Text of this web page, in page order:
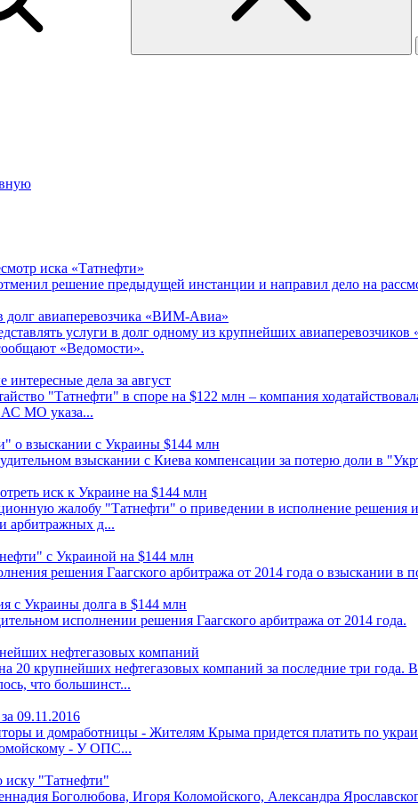
иска «Татнефти»
решение предыдущей инстанции и направил дело на
долг авиаперевозчика «ВИМ-Авиа»
услуги в долг одному из крупнейших
«Ведомости».
дела за август
"Татнефти" в споре на $122 млн – компания
АС МО указа...
о взыскании с Украины $144 млн
взыскании с Киева компенсации за потерю доли в
иск к Украине на $144 млн
жалобу "Татнефти" о приведении в исполнение решения
арбитражных д...
с Украиной на $144 млн
решения Гаагского арбитража от 2014 года о взыскании в
с Украины долга в $144 млн
исполнении решения Гаагского арбитража от 2014 года.
нефтегазовых компаний
20 крупнейших нефтегазовых компаний за последние три года.
что большинст...
09.11.2016
и домработницы - Жителям Крыма придется платить по
- У ОПС...
иску "Татнефти"
Боголюбова, Игоря Коломойского, Александра